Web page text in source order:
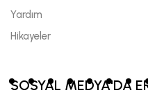
Yardım
Hikayeler
SOSYAL MEDYA'DA